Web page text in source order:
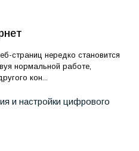
страниц нередко становится
нормальной работе,
кон...